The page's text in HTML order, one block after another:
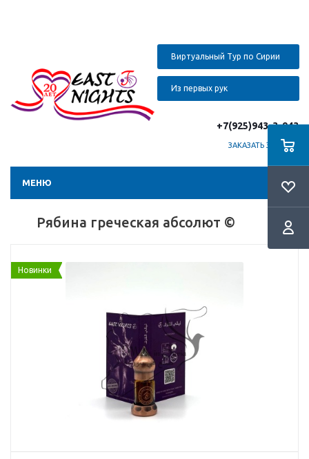
Виртуальный Тур по Сирии
Из первых рук
+7(925)943-3-943
ЗАКАЗАТЬ ЗВОНОК
МЕНЮ
Рябина греческая абсолют ©
Новинки